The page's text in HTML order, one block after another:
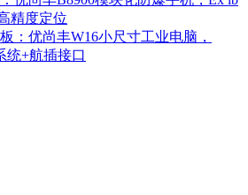
精度定位
：优尚丰W16小尺寸工业电脑，
统+航插接口